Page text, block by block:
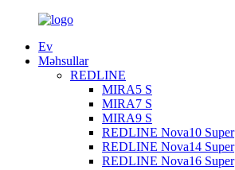
Ev
Məhsullar
REDLINE
MIRA5 S
MIRA7 S
MIRA9 S
REDLINE Nova10 Super
REDLINE Nova14 Super
REDLINE Nova16 Super